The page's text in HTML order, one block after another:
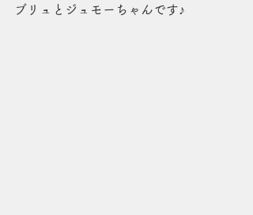
ブリュとジュモーちゃんです♪